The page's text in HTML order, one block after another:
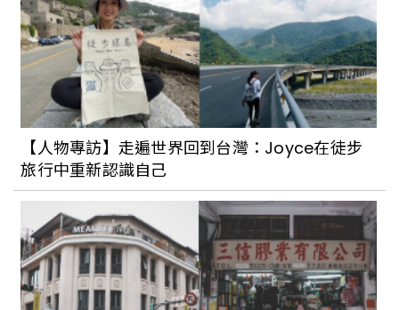
【人物專訪】走遍世界回到台灣：Joyce在徒步
旅行中重新認識自己